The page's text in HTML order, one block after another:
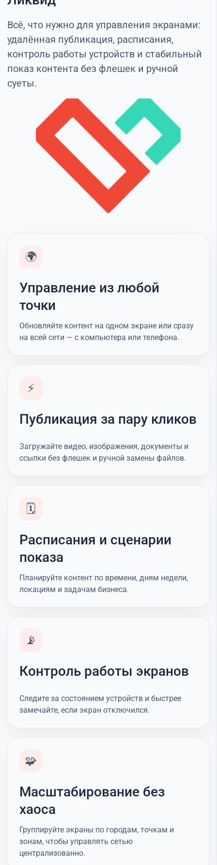
Всё, что нужно для управления экранами:
удалённая публикация, расписания,
контроль работы устройств и стабильный
показ контента без флешек и ручной
суеты.
🌍
Управление из любой
точки
Обновляйте контент на одном экране или сразу
на всей сети — с компьютера или телефона.
⚡
Публикация за пару кликов
Загружайте видео, изображения, документы и
ссылки без флешек и ручной замены файлов.
🗓️
Расписания и сценарии
показа
Планируйте контент по времени, дням недели,
локациям и задачам бизнеса.
📡
Контроль работы экранов
Следите за состоянием устройств и быстрее
замечайте, если экран отключился.
🧩
Масштабирование без
хаоса
Группируйте экраны по городам, точкам и
зонам, чтобы управлять сетью
централизованно.